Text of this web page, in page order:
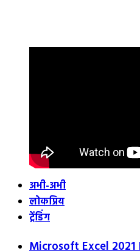
अभी-अभी
लोकप्रिय
ट्रेंडिंग
Microsoft Excel